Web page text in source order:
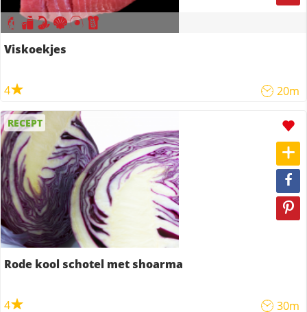
Viskoekjes
4 20m
RECEPT
Rode kool schotel met shoarma
4 30m